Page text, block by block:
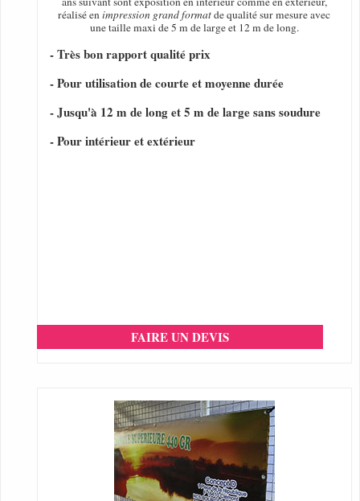
réalisé enimpression grand formatde qualité sur mesure avec
une taille maxi de 5 m de large et 12 m de long.
- Très bon rapport qualité prix
- Pour utilisation de courte et moyenne durée
- Jusqu'à 12 m de long et 5 m de large sans soudure
- Pour intérieur et extérieur
FAIRE UN DEVIS